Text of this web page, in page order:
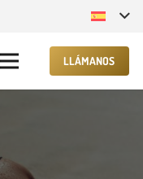
LLÁMANOS